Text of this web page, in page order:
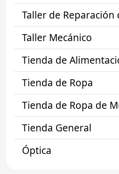
Taller de Reparación
Taller Mecánico
Tienda de
Tienda de Ropa
Tienda de Ropa de
Tienda General
Óptica